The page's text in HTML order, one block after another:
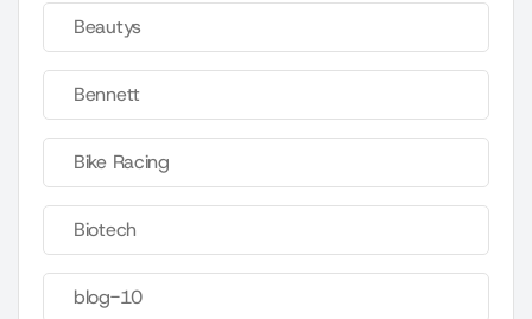
Beautys
Bennett
Bike Racing
Biotech
blog-10